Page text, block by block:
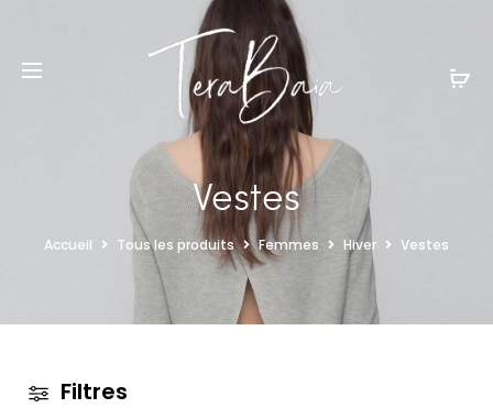
Vestes
Accueil Tous les produits Femmes Hiver Vestes
Filtres